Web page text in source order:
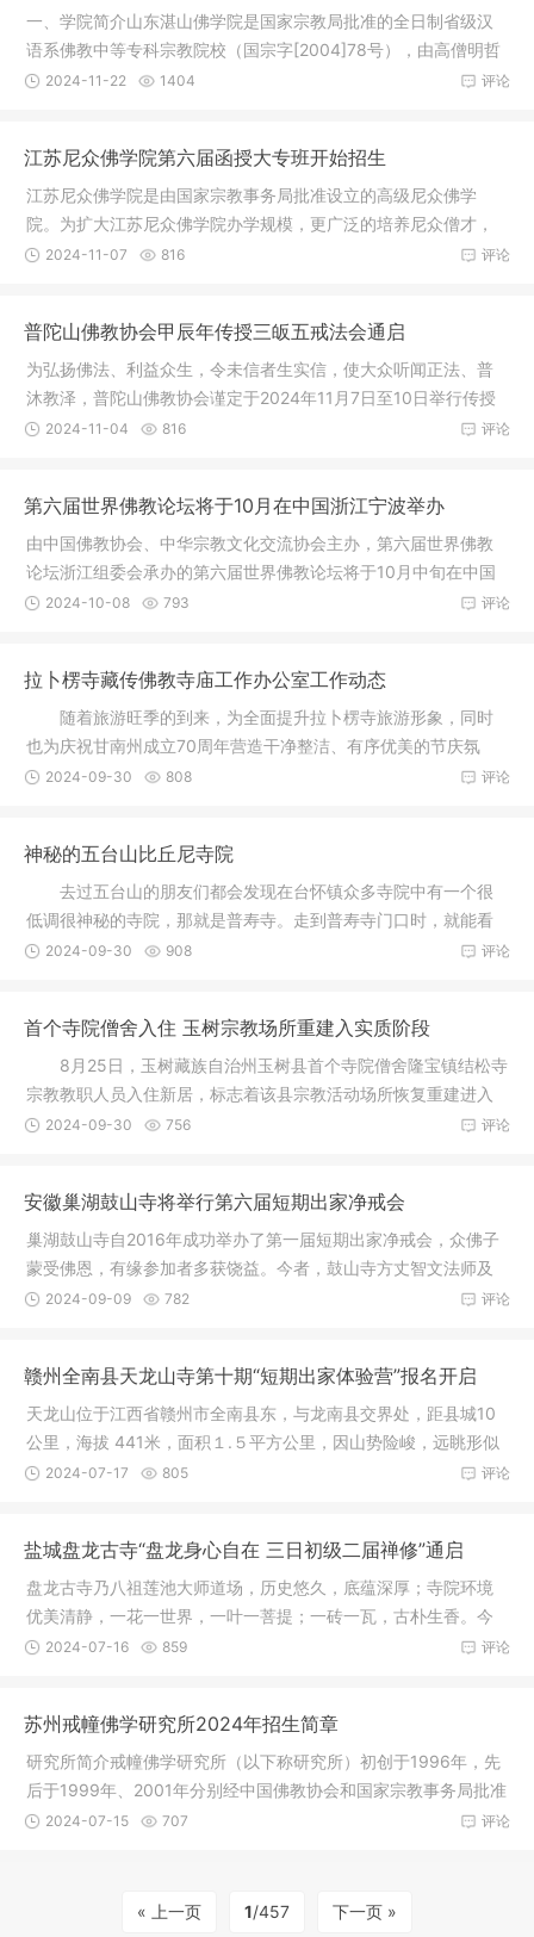
一、学院简介山东湛山佛学院是国家宗教局批准的全日制省级汉
语系佛教中等专科宗教院校（国宗字[2004]78号），由高僧明哲
长老主持
评论
2024-11-22 1404
江苏尼众佛学院第六届函授大专班开始招生
江苏尼众佛学院是由国家宗教事务局批准设立的高级尼众佛学
院。为扩大江苏尼众佛学院办学规模，更广泛的培养尼众僧才，
完善学院非
评论
2024-11-07 816
普陀山佛教协会甲辰年传授三皈五戒法会通启
为弘扬佛法、利益众生，令未信者生实信，使大众听闻正法、普
沐教泽，普陀山佛教协会谨定于2024年11月7日至10日举行传授
三皈五戒
评论
2024-11-04 816
第六届世界佛教论坛将于10月在中国浙江宁波举办
由中国佛教协会、中华宗教文化交流协会主办，第六届世界佛教
论坛浙江组委会承办的第六届世界佛教论坛将于10月中旬在中国
浙江宁波
评论
2024-10-08 793
拉卜楞寺藏传佛教寺庙工作办公室工作动态
随着旅游旺季的到来，为全面提升拉卜楞寺旅游形象，同时
也为庆祝甘南州成立70周年营造干净整洁、有序优美的节庆氛
围，拉寺办
评论
2024-09-30 808
神秘的五台山比丘尼寺院
去过五台山的朋友们都会发现在台怀镇众多寺院中有一个很
低调很神秘的寺院，那就是普寿寺。走到普寿寺门口时，就能看
到一个非
评论
2024-09-30 908
首个寺院僧舍入住 玉树宗教场所重建入实质阶段
8月25日，玉树藏族自治州玉树县首个寺院僧舍隆宝镇结松寺
宗教教职人员入住新居，标志着该县宗教活动场所恢复重建进入
实质阶
评论
2024-09-30 756
安徽巢湖鼓山寺将举行第六届短期出家净戒会
巢湖鼓山寺自2016年成功举办了第一届短期出家净戒会，众佛子
蒙受佛恩，有缘参加者多获饶益。今者，鼓山寺方丈智文法师及
常住法师
评论
2024-09-09 782
赣州全南县天龙山寺第十期“短期出家体验营”报名开启
天龙山位于江西省赣州市全南县东，与龙南县交界处，距县城10
公里，海拔 441米，面积１.５平方公里，因山势险峻，远眺形似
巨龙昂
评论
2024-07-17 805
盐城盘龙古寺“盘龙身心自在 三日初级二届禅修”通启
盘龙古寺乃八祖莲池大师道场，历史悠久，底蕴深厚；寺院环境
优美清静，一花一世界，一叶一菩提；一砖一瓦，古朴生香。今
逢因缘具
评论
2024-07-16 859
苏州戒幢佛学研究所2024年招生简章
研究所简介戒幢佛学研究所（以下称研究所）初创于1996年，先
后于1999年、2001年分别经中国佛教协会和国家宗教事务局批准
正式成立
评论
2024-07-15 707
« 上一页 1/457 下一页 »